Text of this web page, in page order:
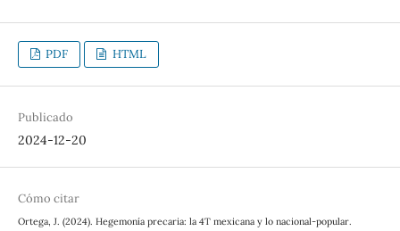
PDF HTML
Publicado
2024-12-20
Cómo citar
Ortega, J. (2024). Hegemonía precaria: la 4T mexicana y lo nacional-popular.